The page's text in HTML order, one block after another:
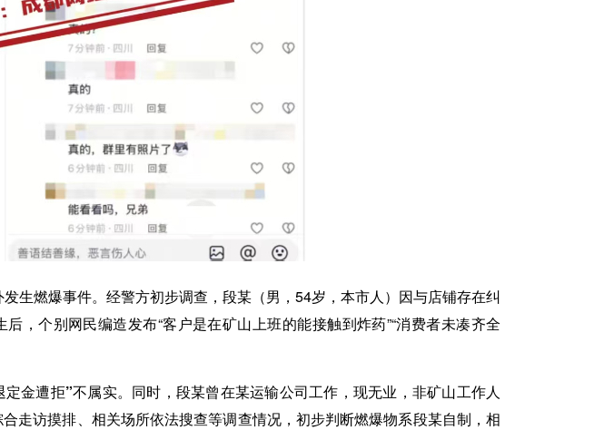
生燃爆事件。经警方初步调查，段某（男，54岁，本市人）因与店铺存在纠
，个别网民编造发布“客户是在矿山上班的能接触到炸药”“消费者未凑齐全
金遭拒”不属实。 同时，段某曾在某运输公司工作，现无业，非矿山工作人
合走访摸排、相关场所依法搜查等调查情况，初步判断燃爆物系段某自制，相